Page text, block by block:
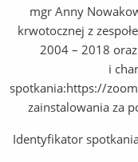
mgr Anny
krwotocznej z
2004 – 2018
i
spotkania:https://
zainstalowania za
Identyfikator